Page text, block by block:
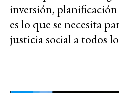
inversión,
es lo que se necesita
justicia social a todos